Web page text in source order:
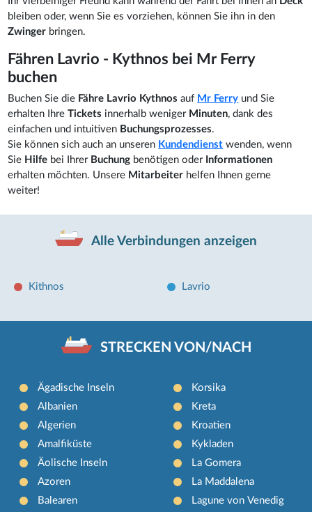
bleiben oder, wenn Sie es vorziehen, können Sie ihn in den
Zwinger bringen.
Fähren Lavrio - Kythnos bei Mr Ferry
buchen
Buchen Sie die Fähre Lavrio Kythnos auf Mr Ferry und Sie
erhalten IhreTickets innerhalb weniger Minuten, dank des
einfachen und intuitiven Buchungsprozesses.
Sie können sich auch an unseren Kundendienst wenden, wenn
Sie Hilfe bei Ihrer Buchung benötigen oder Informationen
erhalten möchten. Unsere Mitarbeiter helfen Ihnen gerne
weiter!
Alle Verbindungen anzeigen
Kithnos Lavrio
STRECKEN VON/NACH
Ägadische Inseln
Albanien
Algerien
Amalfiküste
Äolische Inseln
Azoren
Balearen
Korsika
Kreta
Kroatien
Kykladen
La Gomera
La Maddalena
Lagune von Venedig